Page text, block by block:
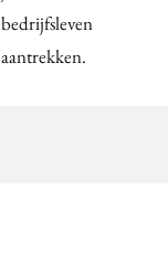
bedrijfsleven
aantrekken.